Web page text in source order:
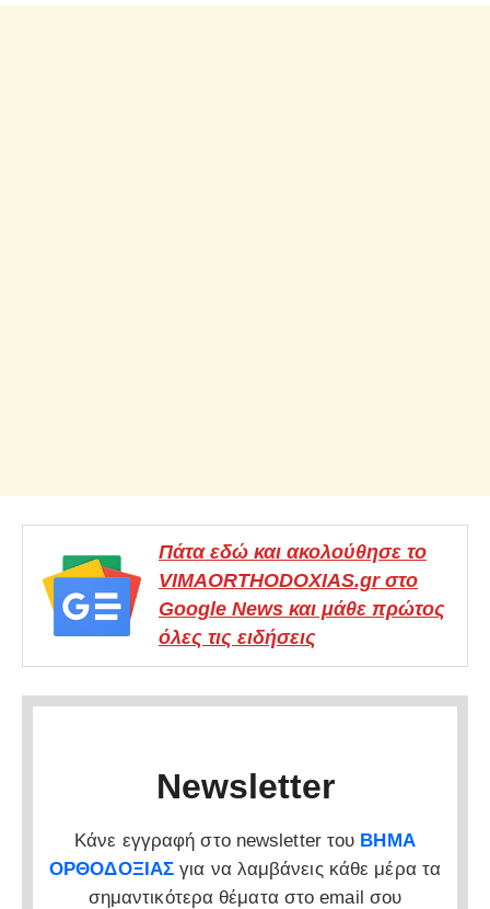
Πάτα εδώ και ακολούθησε το
VIMAORTHODOXIAS.gr στο
Google News και μάθε πρώτος
όλες τις ειδήσεις
Newsletter
Κάνε εγγραφή στο newsletter του ΒΗΜΑ
ΟΡΘΟΔΟΞΙΑΣ για να λαμβάνεις κάθε μέρα τα
σημαντικότερα θέματα στο email σου